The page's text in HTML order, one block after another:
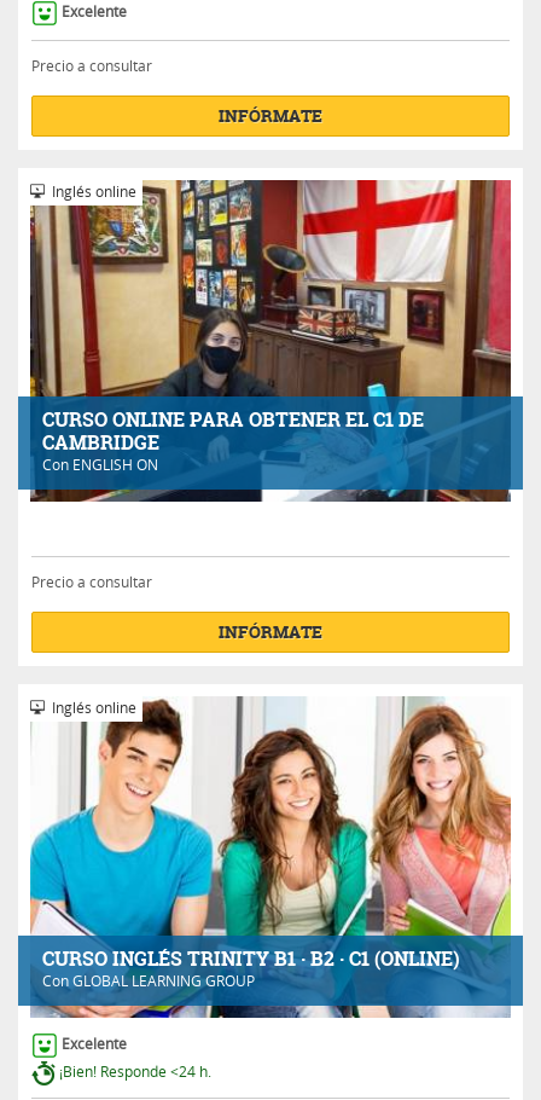
Excelente
Precio a consultar
INFÓRMATE
CURSO ONLINE PARA OBTENER EL C1 DE
CAMBRIDGE
Con ENGLISH ON
Inglés online
Precio a consultar
INFÓRMATE
CURSO INGLÉS TRINITY B1 · B2 · C1 (ONLINE)
ConGLOBAL LEARNING GROUP
Inglés online
Excelente
¡Bien! Responde <24 h.